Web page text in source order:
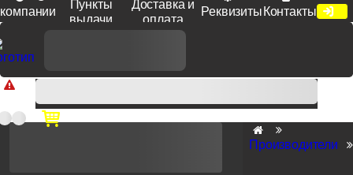
компании
Пункты
выдачи
Доставка и
оплата
Реквизиты Контакты
Доп. скидка от цен на сайте 7% при заказе от 50 тыс. руб
продукции Venezia, Fratelli, Tupai, Extreza, Melodia, Forme при
оплате по счету.
Производители